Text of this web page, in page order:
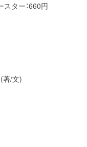
ター：660円
著/文)